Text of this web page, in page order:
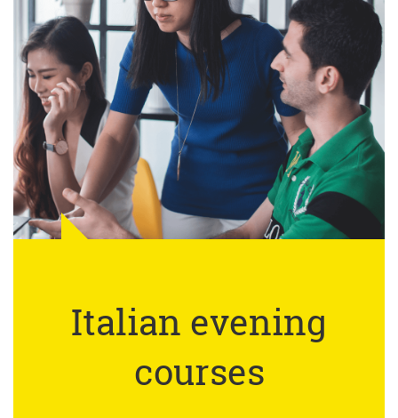
Italian evening
courses